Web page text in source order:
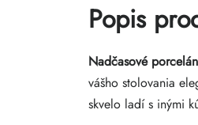
Popis
Nadčasové
vášho stolovania
skvelo ladí s inými